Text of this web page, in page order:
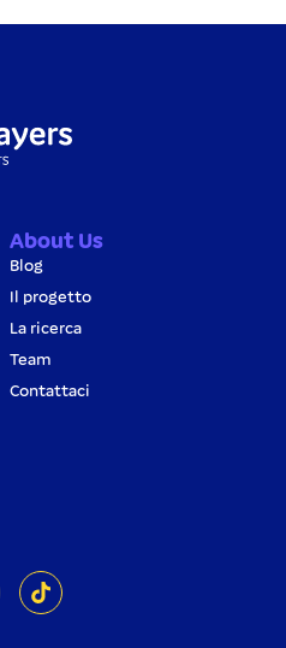
About Us
Blog
Il progetto
La ricerca
Team
Contattaci